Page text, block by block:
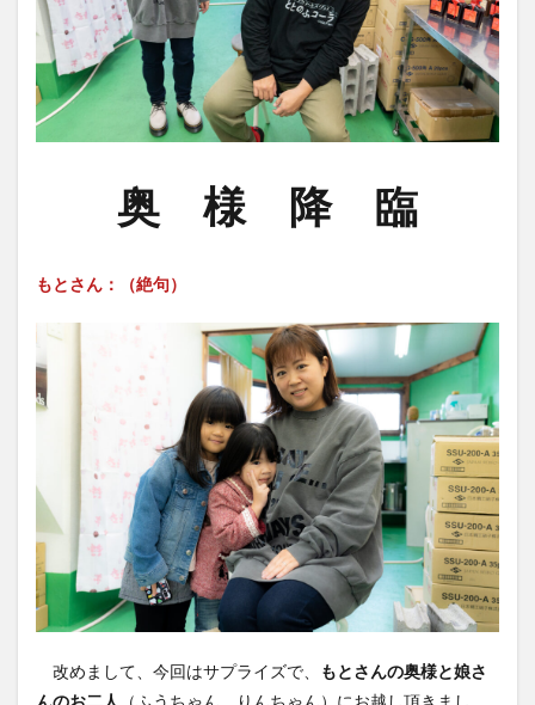
奥 様 降 臨
もとさん：（絶句）
改めまして、今回はサプライズで、
もとさんの奥様と娘さ
んのお二人
（ふうちゃん、りんちゃん）にお越し頂きまし